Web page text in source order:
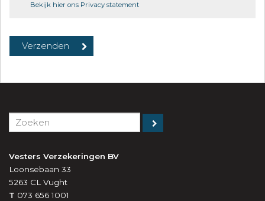
Bekijk hier ons Privacy statement
Vesters Verzekeringen BV
Loonsebaan 33
5263 CL Vught
T 073 656 1001